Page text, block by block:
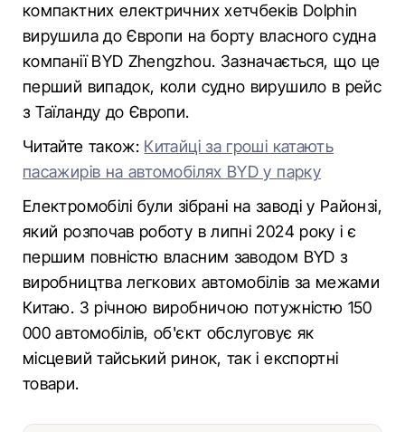
компактних електричних хетчбеків Dolphin
вирушила до Європи на борту власного судна
компанії BYD Zhengzhou. Зазначається, що це
перший випадок, коли судно вирушило в рейс
з Таїланду до Європи.
Читайте також: Китайці за гроші катають
пасажирів на автомобілях BYD у парку
Електромобілі були зібрані на заводі у Районзі,
який розпочав роботу в липні 2024 року і є
першим повністю власним заводом BYD з
виробництва легкових автомобілів за межами
Китаю. З річною виробничою потужністю 150
000 автомобілів, об'єкт обслуговує як
місцевий тайський ринок, так і експортні
товари.